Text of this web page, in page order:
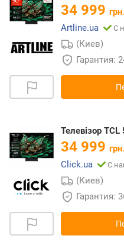
34 999
Artline.ua
С
(Киев)
Гарантия:
Телевiзор TCL
34 999
Click.ua
С
(Киев)
Гарантия: